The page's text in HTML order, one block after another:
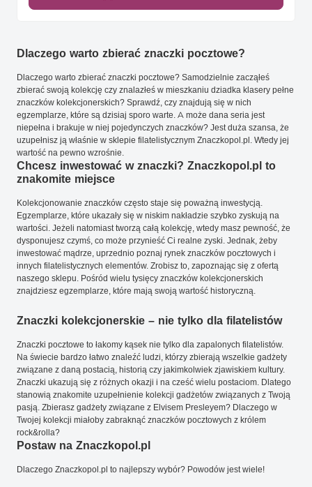
Dlaczego warto zbierać znaczki pocztowe?
Dlaczego warto zbierać znaczki pocztowe? Samodzielnie zacząłeś
zbierać swoją kolekcję czy znalazłeś w mieszkaniu dziadka klasery pełne
znaczków kolekcjonerskich? Sprawdź, czy znajdują się w nich
egzemplarze, które są dzisiaj sporo warte. A może dana seria jest
niepełna i brakuje w niej pojedynczych znaczków? Jest duża szansa, że
uzupełnisz ją właśnie w sklepie filatelistycznym Znaczkopol.pl. Wtedy jej
wartość na pewno wzrośnie.
Chcesz inwestować w znaczki? Znaczkopol.pl to
znakomite miejsce
Kolekcjonowanie znaczków często staje się poważną inwestycją.
Egzemplarze, które ukazały się w niskim nakładzie szybko zyskują na
wartości. Jeżeli natomiast tworzą całą kolekcję, wtedy masz pewność, że
dysponujesz czymś, co może przynieść Ci realne zyski. Jednak, żeby
inwestować mądrze, uprzednio poznaj rynek znaczków pocztowych i
innych filatelistycznych elementów. Zrobisz to, zapoznając się z ofertą
naszego sklepu. Pośród wielu tysięcy znaczków kolekcjonerskich
znajdziesz egzemplarze, które mają swoją wartość historyczną.
Znaczki kolekcjonerskie – nie tylko dla filatelistów
Znaczki pocztowe to łakomy kąsek nie tylko dla zapalonych filatelistów.
Na świecie bardzo łatwo znaleźć ludzi, którzy zbierają wszelkie gadżety
związane z daną postacią, historią czy jakimkolwiek zjawiskiem kultury.
Znaczki ukazują się z różnych okazji i na cześć wielu postaciom. Dlatego
stanowią znakomite uzupełnienie kolekcji gadżetów związanych z Twoją
pasją. Zbierasz gadżety związane z Elvisem Presleyem? Dlaczego w
Twojej kolekcji miałoby zabraknąć znaczków pocztowych z królem
rock&rolla?
Postaw na Znaczkopol.pl
Dlaczego Znaczkopol.pl to najlepszy wybór? Powodów jest wiele!